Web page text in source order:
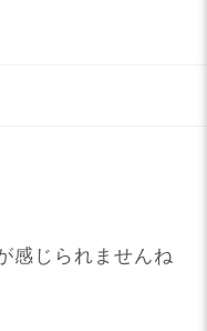
感じられませんね